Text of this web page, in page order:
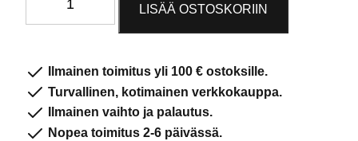
määrä
LISÄÄ OSTOSKORIIN
Ilmainen toimitus yli 100 € ostoksille.
Turvallinen, kotimainen verkkokauppa.
Ilmainen vaihto ja palautus.
Nopea toimitus 2-6 päivässä.